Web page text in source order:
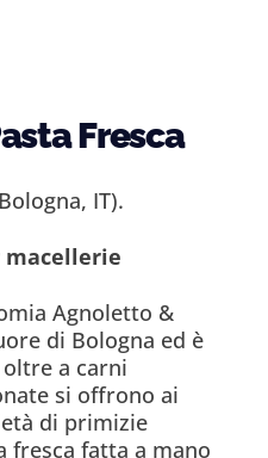
Fresca
IT).
Agnoletto &
di Bologna ed è
a carni
si offrono ai
di primizie
fresca fatta a mano